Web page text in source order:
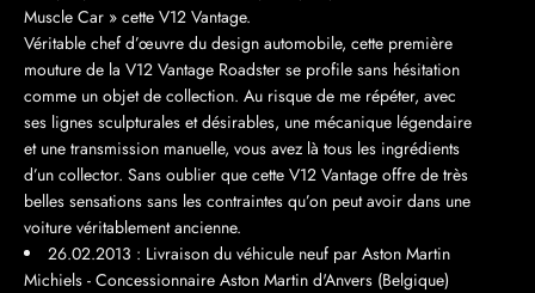
Muscle Car » cette V12 Vantage.
Véritable chef d’œuvre du design automobile, cette première
mouture de la V12 Vantage Roadster se profile sans hésitation
comme un objet de collection. Au risque de me répéter, avec
ses lignes sculpturales et désirables, une mécanique légendaire
et une transmission manuelle, vous avez là tous les ingrédients
d’un collector. Sans oublier que cette V12 Vantage offre de très
belles sensations sans les contraintes qu’on peut avoir dans une
voiture véritablement ancienne.
26.02.2013 : Livraison du véhicule neuf par Aston Martin
Michiels - Concessionnaire Aston Martin d'Anvers (Belgique)